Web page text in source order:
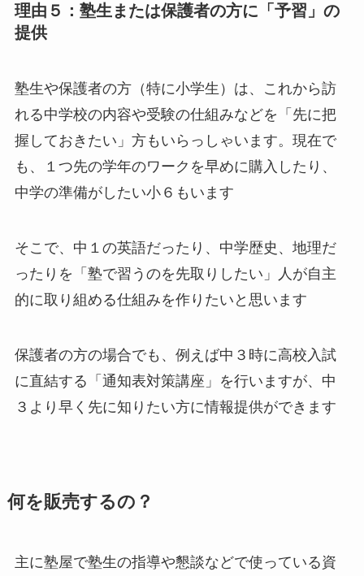
理由５：塾生または保護者の方に「予習」の
提供
塾生や保護者の方（特に小学生）は、これから訪
れる中学校の内容や受験の仕組みなどを「先に把
握しておきたい」方もいらっしゃいます。現在で
も、１つ先の学年のワークを早めに購入したり、
中学の準備がしたい小６もいます
そこで、中１の英語だったり、中学歴史、地理だ
ったりを「塾で習うのを先取りしたい」人が自主
的に取り組める仕組みを作りたいと思います
保護者の方の場合でも、例えば中３時に高校入試
に直結する「通知表対策講座」を行いますが、中
３より早く先に知りたい方に情報提供ができます
何を販売するの？
主に塾屋で塾生の指導や懇談などで使っている資